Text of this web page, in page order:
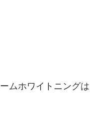
ムホワイトニングは